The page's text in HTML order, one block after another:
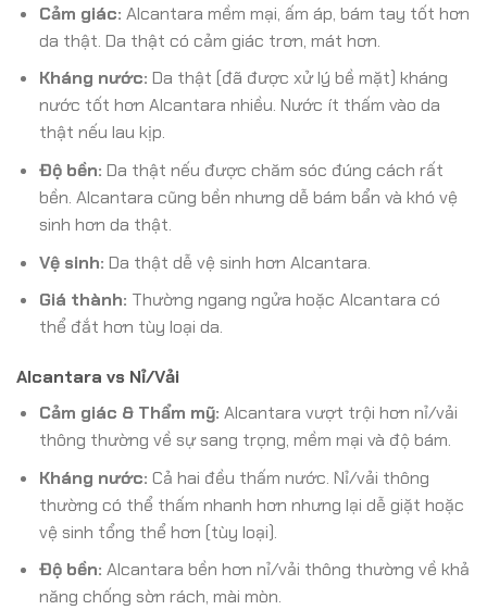
Cảm giác: Alcantara mềm mại, ấm áp, bám tay tốt hơn
da thật. Da thật có cảm giác trơn, mát hơn.
Kháng nước: Da thật (đã được xử lý bề mặt) kháng
nước tốt hơn Alcantara nhiều. Nước ít thấm vào da
thật nếu lau kịp.
Độ bền: Da thật nếu được chăm sóc đúng cách rất
bền. Alcantara cũng bền nhưng dễ bám bẩn và khó vệ
sinh hơn da thật.
Vệ sinh: Da thật dễ vệ sinh hơn Alcantara.
Giá thành: Thường ngang ngửa hoặc Alcantara có
thể đắt hơn tùy loại da.
Alcantara vs Nỉ/Vải
Cảm giác & Thẩm mỹ: Alcantara vượt trội hơn nỉ/vải
thông thường về sự sang trọng, mềm mại và độ bám.
Kháng nước: Cả hai đều thấm nước. Nỉ/vải thông
thường có thể thấm nhanh hơn nhưng lại dễ giặt hoặc
vệ sinh tổng thể hơn (tùy loại).
Độ bền: Alcantara bền hơn nỉ/vải thông thường về khả
năng chống sờn rách, mài mòn.